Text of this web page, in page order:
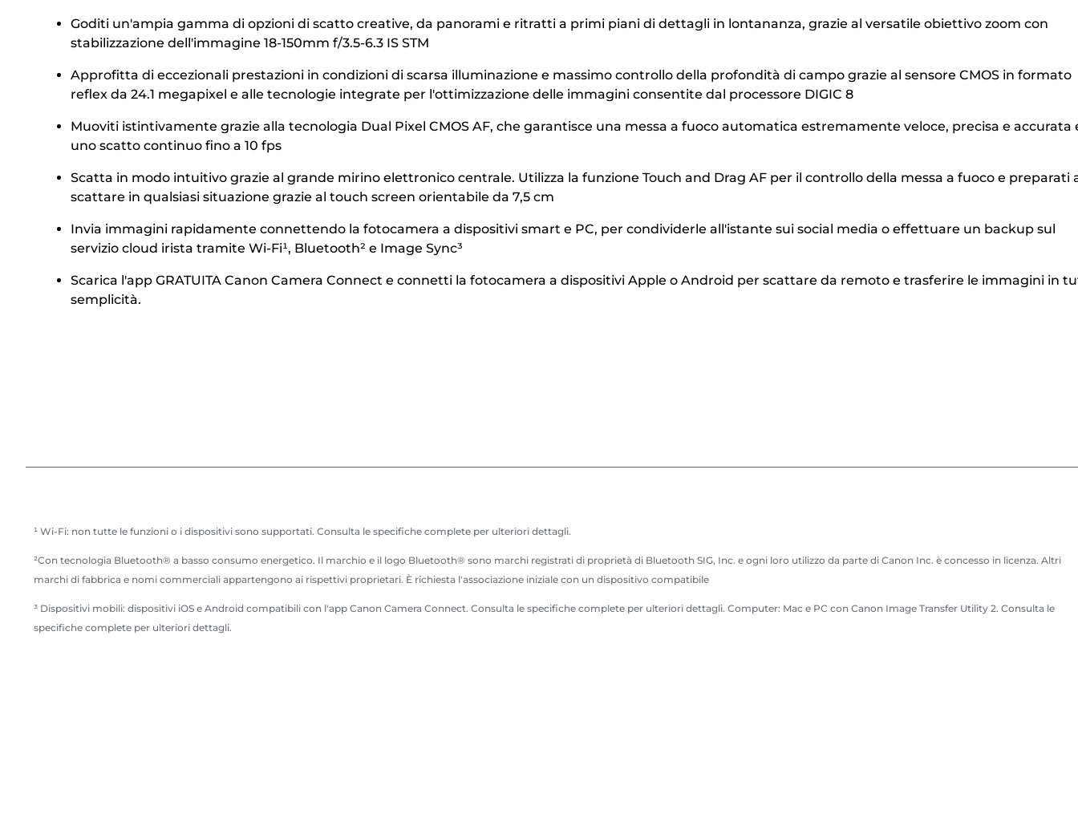
Goditi un'ampia gamma di opzioni di scatto creative, da panorami e ritratti a primi piani di dettagli in lontananza, grazie al versatile obiettivo zoom con
stabilizzazione dell'immagine 18-150mm f/3.5-6.3 IS STM
Approfitta di eccezionali prestazioni in condizioni di scarsa illuminazione e massimo controllo della profondità di campo grazie al sensore CMOS in formato
reflex da 24.1 megapixel e alle tecnologie integrate per l'ottimizzazione delle immagini consentite dal processore DIGIC 8
Muoviti istintivamente grazie alla tecnologia Dual Pixel CMOS AF, che garantisce una messa a fuoco automatica estremamente veloce, precisa e accurata
uno scatto continuo fino a 10 fps
Scatta in modo intuitivo grazie al grande mirino elettronico centrale. Utilizza la funzione Touch and Drag AF per il controllo della messa a fuoco e preparati
scattare in qualsiasi situazione grazie al touch screen orientabile da 7,5 cm
Invia immagini rapidamente connettendo la fotocamera a dispositivi smart e PC, per condividerle all'istante sui social media o effettuare un backup sul
servizio cloud irista tramite Wi-Fi¹, Bluetooth² e Image Sync³
Scarica l'app GRATUITA Canon Camera Connect e connetti la fotocamera a dispositivi Apple o Android per scattare da remoto e trasferire le immagini in
semplicità.
¹ Wi-Fi: non tutte le funzioni o i dispositivi sono supportati. Consulta le specifiche complete per ulteriori dettagli.
²Con tecnologia Bluetooth® a basso consumo energetico. Il marchio e il logo Bluetooth® sono marchi registrati di proprietà di Bluetooth SIG, Inc. e ogni loro utilizzo da parte di Canon Inc. è concesso in licenza. Altri
marchi di fabbrica e nomi commerciali appartengono ai rispettivi proprietari. È richiesta l'associazione iniziale con un dispositivo compatibile
³ Dispositivi mobili: dispositivi iOS e Android compatibili con l'app Canon Camera Connect. Consulta le specifiche complete per ulteriori dettagli. Computer: Mac e PC con Canon Image Transfer Utility 2. Consulta le
specifiche complete per ulteriori dettagli.